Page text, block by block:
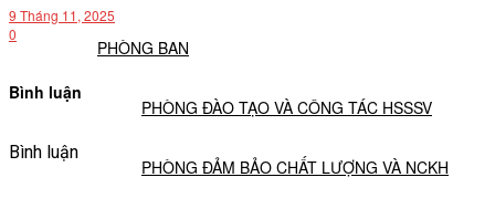
PHÒNG BAN
PHÒNG ĐÀO TẠO VÀ CÔNG TÁC HSSSV
PHÒNG ĐẢM BẢO CHẤT LƯỢNG VÀ NCKH
9 Tháng 11, 2025
0
Bình luận
Bình luận